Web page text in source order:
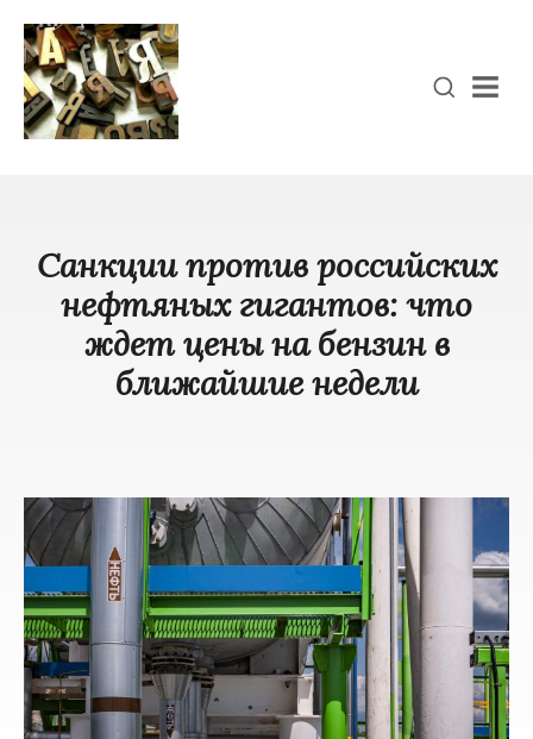
Санкции против российских
нефтяных гигантов: что
ждет цены на бензин в
ближайшие недели